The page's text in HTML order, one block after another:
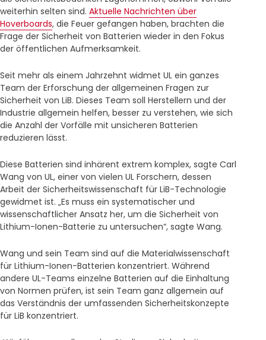
weiterhin selten sind. Aktuelle Nachrichten über
Hoverboards, die Feuer gefangen haben, brachten die
Frage der Sicherheit von Batterien wieder in den Fokus
der öffentlichen Aufmerksamkeit.
Seit mehr als einem Jahrzehnt widmet UL ein ganzes
Team der Erforschung der allgemeinen Fragen zur
Sicherheit von LiB. Dieses Team soll Herstellern und der
Industrie allgemein helfen, besser zu verstehen, wie sich
die Anzahl der Vorfälle mit unsicheren Batterien
reduzieren lässt.
Diese Batterien sind inhärent extrem komplex, sagte Carl
Wang von UL, einer von vielen UL Forschern, dessen
Arbeit der Sicherheitswissenschaft für LiB-Technologie
gewidmet ist. „Es muss ein systematischer und
wissenschaftlicher Ansatz her, um die Sicherheit von
Lithium-Ionen-Batterie zu untersuchen“, sagte Wang.
Wang und sein Team sind auf die Materialwissenschaft
für Lithium-Ionen-Batterien konzentriert. Während
andere UL-Teams einzelne Batterien auf die Einhaltung
von Normen prüfen, ist sein Team ganz allgemein auf
das Verständnis der umfassenden Sicherheitskonzepte
für LiB konzentriert.